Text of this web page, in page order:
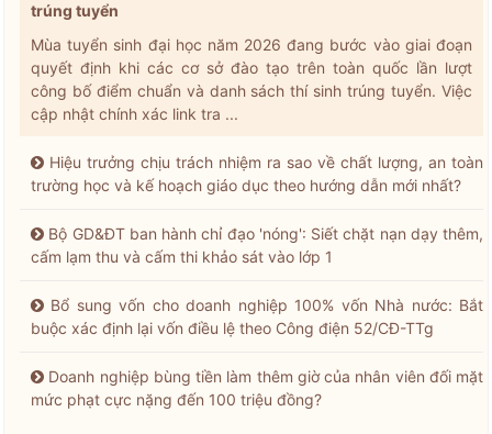
trúng tuyển
Mùa tuyển sinh đại học năm 2026 đang bước vào giai đoạn
quyết định khi các cơ sở đào tạo trên toàn quốc lần lượt
công bố điểm chuẩn và danh sách thí sinh trúng tuyển. Việc
cập nhật chính xác link tra ...
Hiệu trưởng chịu trách nhiệm ra sao về chất lượng, an toàn
trường học và kế hoạch giáo dục theo hướng dẫn mới nhất?
Bộ GD&ĐT ban hành chỉ đạo 'nóng': Siết chặt nạn dạy thêm,
cấm lạm thu và cấm thi khảo sát vào lớp 1
Bổ sung vốn cho doanh nghiệp 100% vốn Nhà nước: Bắt
buộc xác định lại vốn điều lệ theo Công điện 52/CĐ-TTg
Doanh nghiệp bùng tiền làm thêm giờ của nhân viên đối mặt
mức phạt cực nặng đến 100 triệu đồng?